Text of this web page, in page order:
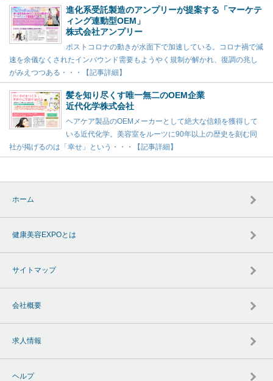
進化系受託製造のアンプリーが提案する「マーケテ
ィング連動型OEM」
株式会社アンプリー
ポストコロナの動きが水面下で加速している。コロナ禍で減
速を余儀なくされたインバウンド需要もようやく規制が解かれ、復調の兆し
がみえつつある・・・【記事詳細】
髪を知り尽くす唯一無二のOEM企業
近代化学株式会社
ヘアケア製品のOEMメーカーとして絶大な信頼を獲得して
いる近代化学。美容室をルーツに90年以上の歴史を刻む同
社が掲げるのは「幸せ」という・・・【記事詳細】
ホーム
健康美容EXPOとは
サイトマップ
会社概要
求人情報
ヘルプ